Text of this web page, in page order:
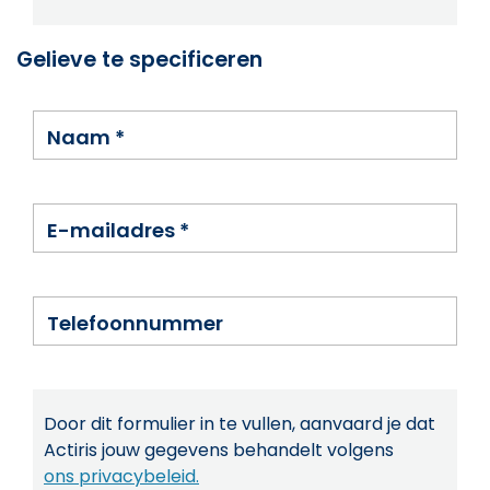
Gelieve te specificeren
Naam *
E-mailadres *
Telefoonnummer
Door dit formulier in te vullen, aanvaard je dat
Actiris jouw gegevens behandelt volgens
ons privacybeleid.